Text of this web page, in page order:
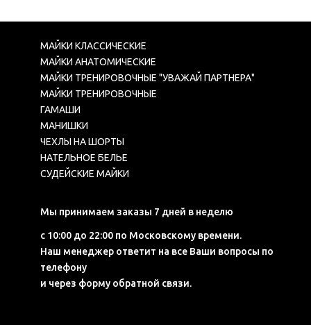
МАЙКИ КЛАССИЧЕСКИЕ
МАЙКИ АНАТОМИЧЕСКИЕ
МАЙКИ ТРЕНИРОВОЧНЫЕ "УВАЖАЙ ПАРТНЕРА"
МАЙКИ ТРЕНИРОВОЧНЫЕ
ГАМАШИ
МАНИШКИ
ЧЕХЛЫ НА ШОРТЫ
НАТЕЛЬНОЕ БЕЛЬЕ
СУДЕЙСКИЕ МАЙКИ
Мы принимаем заказы 7 дней в неделю
с 10:00 до 22:00 по Московскому времени.
Наш менеджер ответит на все Ваши вопросы по
телефону
и через форму обратной связи.